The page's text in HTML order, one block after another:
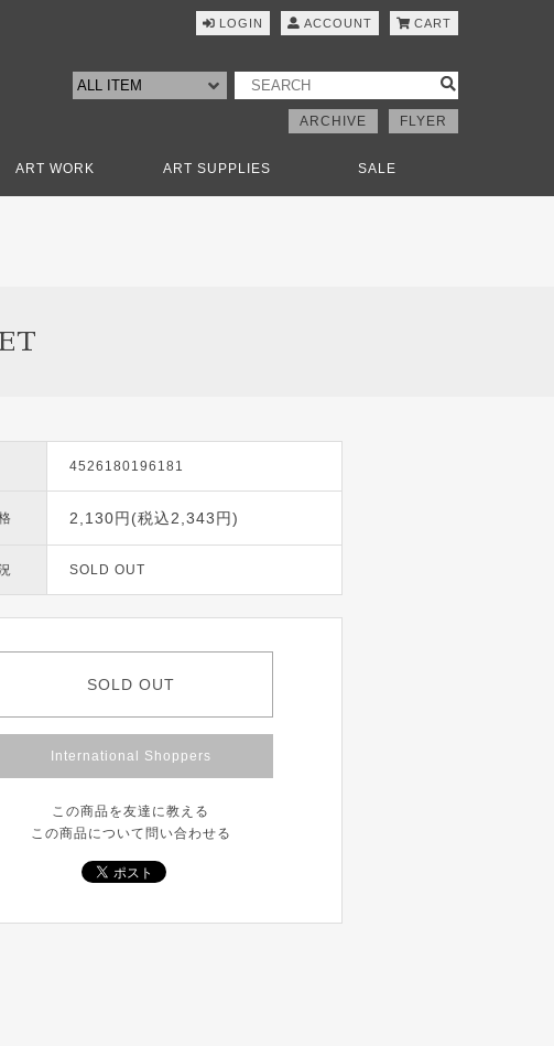
LOGIN ACCOUNT CART
ARCHIVE FLYER
ART WORK ART SUPPLIES SALE
4526180196181
2,130円(税込2,343円)
SOLD OUT
SOLD OUT
International Shoppers
この商品を友達に教える
この商品について問い合わせる